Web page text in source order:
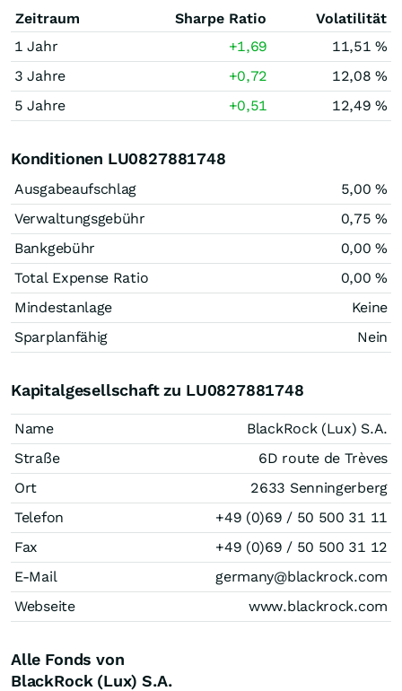
Zeitraum Sharpe Ratio
Volatilität
1 Jahr
+1,69
11,51 %
3 Jahre
+0,72
12,08 %
5 Jahre
+0,51 12,49 %
Konditionen LU0827881748
Ausgabeaufschlag
5,00 %
Verwaltungsgebühr
0,75 %
Bankgebühr
0,00 %
Total Expense Ratio
0,00 %
Mindestanlage
Keine
Sparplanfähig
Nein
Kapitalgesellschaft zu LU0827881748
Name
BlackRock (Lux) S.A.
Straße
6D route de Trèves
Ort
2633 Senningerberg
Telefon
+49 (0)69 / 50 500 31 11
Fax
+49 (0)69 / 50 500 31 12
E-Mail
germany@blackrock.com
Webseite
www.blackrock.com
Alle Fonds von
BlackRock (Lux) S.A.